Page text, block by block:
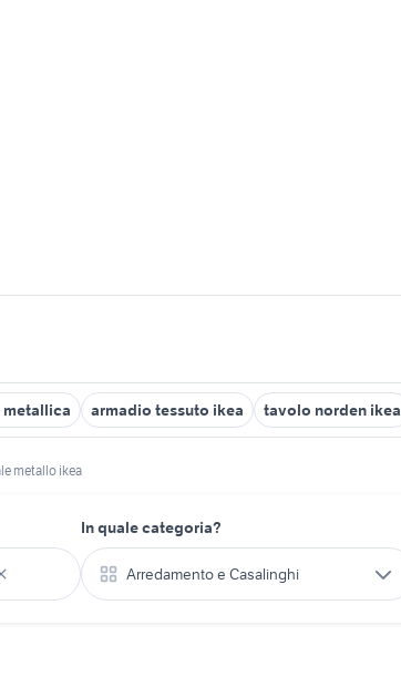
armadio tessuto ikea tavolo norden ikea
metallo ikea
In quale categoria?
Arredamento e Casalinghi